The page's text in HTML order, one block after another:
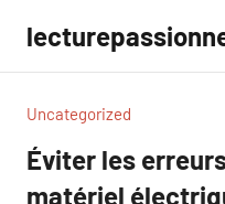
contenu
Uncategorized
Éviter les
matériel